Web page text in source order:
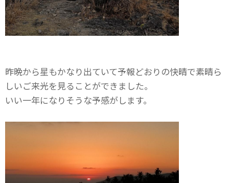
昨晩から星もかなり出ていて予報どおりの快晴で素晴ら
しいご来光を見ることができました。
いい一年になりそうな予感がします。